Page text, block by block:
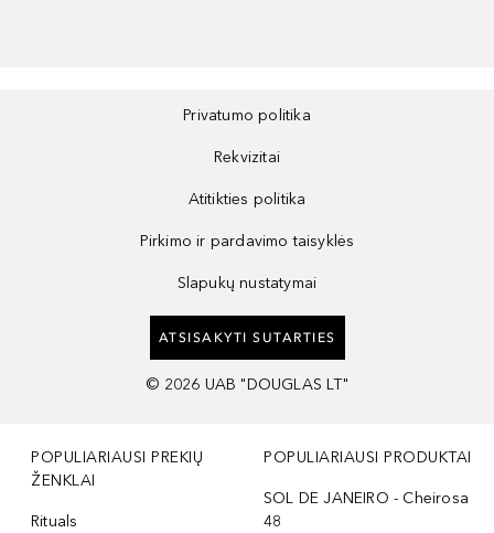
Privatumo politika
Rekvizitai
Atitikties politika
Pirkimo ir pardavimo taisyklės
Slapukų nustatymai
ATSISAKYTI SUTARTIES
© 2026 UAB "DOUGLAS LT"
POPULIARIAUSI PREKIŲ
ŽENKLAI
Rituals
POPULIARIAUSI PRODUKTAI
SOL DE JANEIRO - Cheirosa
48